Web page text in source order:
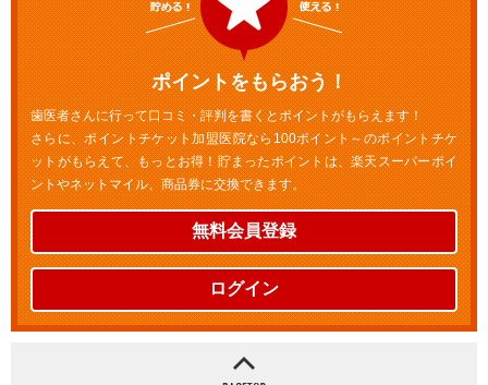
ポイントをもらおう！
歯医者さんに行って口コミ・評判を書くとポイントがもらえます！
さらに、ポイントチケット加盟医院なら100ポイント～のポイントチケ
ットがもらえて、もっとお得！貯まったポイントは、楽天スーパーポイ
ントやネットマイル、商品券に交換できます。
無料会員登録
ログイン